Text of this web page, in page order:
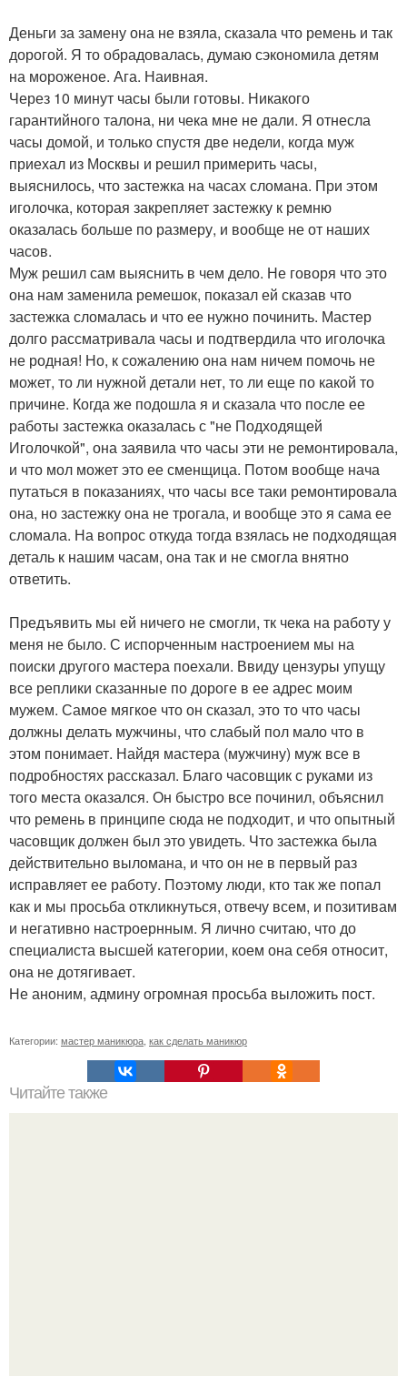
Деньги за замену она не взяла, сказала что ремень и так
дорогой. Я то обрадовалась, думаю сэкономила детям
на мороженое. Ага. Наивная.
Через 10 минут часы были готовы. Никакого
гарантийного талона, ни чека мне не дали. Я отнесла
часы домой, и только спустя две недели, когда муж
приехал из Москвы и решил примерить часы,
выяснилось, что застежка на часах сломана. При этом
иголочка, которая закрепляет застежку к ремню
оказалась больше по размеру, и вообще не от наших
часов.
Муж решил сам выяснить в чем дело. Не говоря что это
она нам заменила ремешок, показал ей сказав что
застежка сломалась и что ее нужно починить. Мастер
долго рассматривала часы и подтвердила что иголочка
не родная! Но, к сожалению она нам ничем помочь не
может, то ли нужной детали нет, то ли еще по какой то
причине. Когда же подошла я и сказала что после ее
работы застежка оказалась с "не Подходящей
Иголочкой", она заявила что часы эти не ремонтировала,
и что мол может это ее сменщица. Потом вообще нача
путаться в показаниях, что часы все таки ремонтировала
она, но застежку она не трогала, и вообще это я сама ее
сломала. На вопрос откуда тогда взялась не подходящая
деталь к нашим часам, она так и не смогла внятно
ответить.
Предъявить мы ей ничего не смогли, тк чека на работу у
меня не было. С испорченным настроением мы на
поиски другого мастера поехали. Ввиду цензуры упущу
все реплики сказанные по дороге в ее адрес моим
мужем. Самое мягкое что он сказал, это то что часы
должны делать мужчины, что слабый пол мало что в
этом понимает. Найдя мастера (мужчину) муж все в
подробностях рассказал. Благо часовщик с руками из
того места оказался. Он быстро все починил, объяснил
что ремень в принципе сюда не подходит, и что опытный
часовщик должен был это увидеть. Что застежка была
действительно выломана, и что он не в первый раз
исправляет ее работу. Поэтому люди, кто так же попал
как и мы просьба откликнуться, отвечу всем, и позитивам
и негативно настроернным. Я лично считаю, что до
специалиста высшей категории, коем она себя относит,
она не дотягивает.
Не аноним, админу огромная просьба выложить пост.
Категории: мастер маникюра как сделать маникюр
Читайте также